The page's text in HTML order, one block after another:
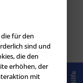
Hilfe
für den
sind und
die den
erhöhen, der
mit